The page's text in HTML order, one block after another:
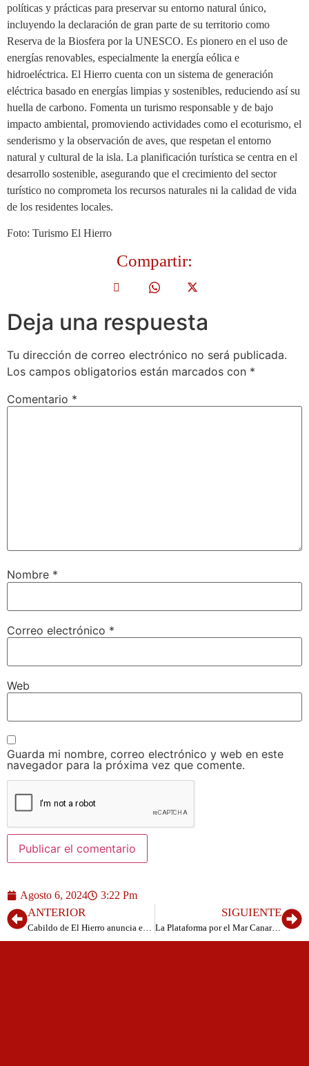
políticas y prácticas para preservar su entorno natural único,
incluyendo la declaración de gran parte de su territorio como
Reserva de la Biosfera por la UNESCO. Es pionero en el uso de
energías renovables, especialmente la energía eólica e
hidroeléctrica. El Hierro cuenta con un sistema de generación
eléctrica basado en energías limpias y sostenibles, reduciendo así su
huella de carbono. Fomenta un turismo responsable y de bajo
impacto ambiental, promoviendo actividades como el ecoturismo, el
senderismo y la observación de aves, que respetan el entorno
natural y cultural de la isla. La planificación turística se centra en el
desarrollo sostenible, asegurando que el crecimiento del sector
turístico no comprometa los recursos naturales ni la calidad de vida
de los residentes locales.
Foto: Turismo El Hierro
Compartir:
Deja una respuesta
Tu dirección de correo electrónico no será publicada.
Los campos obligatorios están marcados con *
Comentario *
Nombre *
Correo electrónico *
Web
Guarda mi nombre, correo electrónico y web en este
navegador para la próxima vez que comente.
Agosto 6, 2024 3:22 Pm
ANTERIOR SIGUIENTE
La Plataforma por el Mar Canario: El Parque Nacional Marino en El Hierro sería un orgullo y éxito para nuestra isla, a nivel Mundial